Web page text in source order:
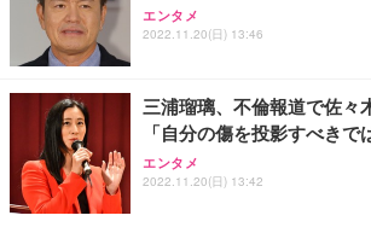
エンタメ
2022.11.20(日) 13:46
三浦瑠璃、不倫報道で佐々
「自分の傷を投影すべきで
エンタメ
2022.11.20(日) 13:42